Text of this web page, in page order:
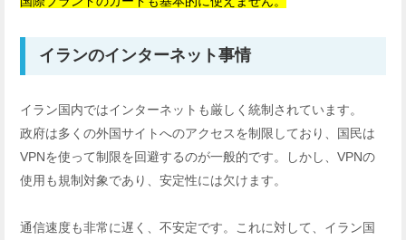
イランのインターネット事情
イラン国内ではインターネットも厳しく統制されています。
政府は多くの外国サイトへのアクセスを制限しており、国民は
VPNを使って制限を回避するのが一般的です。しかし、VPNの
使用も規制対象であり、安定性には欠けます。
通信速度も非常に遅く、不安定です。これに対して、イラン国